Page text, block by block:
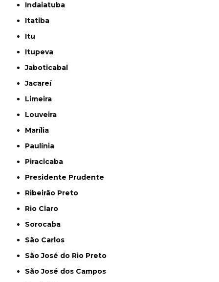
Indaiatuba
Itatiba
Itu
Itupeva
Jaboticabal
Jacareí
Limeira
Louveira
Marília
Paulínia
Piracicaba
Presidente Prudente
Ribeirão Preto
Rio Claro
Sorocaba
São Carlos
São José do Rio Preto
São José dos Campos